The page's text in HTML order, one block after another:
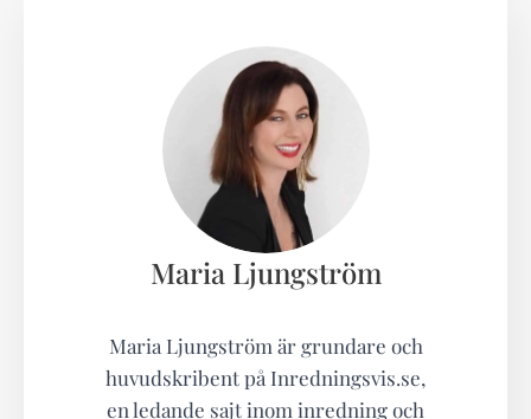
Maria Ljungström
Maria Ljungström är grundare och
huvudskribent på Inredningsvis.se,
en ledande sajt inom inredning och